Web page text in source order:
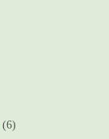
(6)